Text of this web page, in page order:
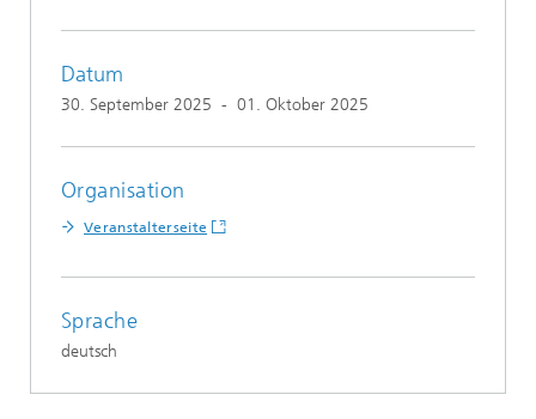
Datum
30. September 2025 - 01. Oktober 2025
Organisation
Veranstalterseite
Sprache
deutsch